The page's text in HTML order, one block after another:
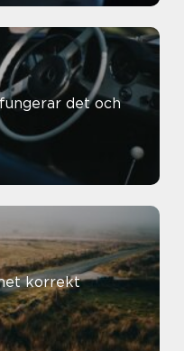
det och
korrekt